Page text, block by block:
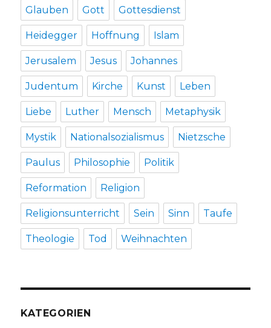
Glauben Gott Gottesdienst
Heidegger Hoffnung Islam
Jerusalem Jesus Johannes
Judentum Kirche Kunst Leben
Liebe Luther Mensch Metaphysik
Mystik Nationalsozialismus Nietzsche
Paulus Philosophie Politik
Reformation Religion
Religionsunterricht Sein Sinn Taufe
Theologie Tod Weihnachten
KATEGORIEN